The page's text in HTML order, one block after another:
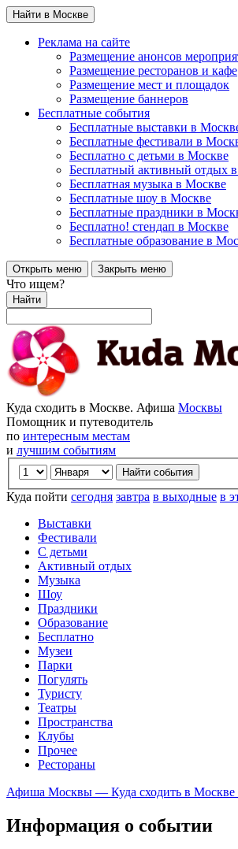
Найти в Москве
Реклама на сайте
Размещение анонсов
Размещение ресторанов и кафе
Размещение мест и площадок
Размещение баннеров
Бесплатные события
Бесплатные выставки в
Бесплатные фестивали в
Бесплатно с детьми в Москве
Бесплатный активный отдых
Бесплатная музыка в Москве
Бесплатные шоу в Москве
Бесплатные праздники в
Бесплатно! стендап в Москве
Бесплатные образование в
Открыть меню Закрыть меню
Что ищем?
Найти
Куда сходить в Москве. Афиша Москвы
Помощник и путеводитель
по интересным местам
и лучшим событиям
Куда пойти сегодня завтра в выходные в
Выставки
Фестивали
С детьми
Активный отдых
Музыка
Шоу
Праздники
Образование
Бесплатно
Музеи
Парки
Погулять
Туристу
Театры
Пространства
Клубы
Прочее
Рестораны
Афиша Москвы — Куда сходить в Москве
Информация о событии